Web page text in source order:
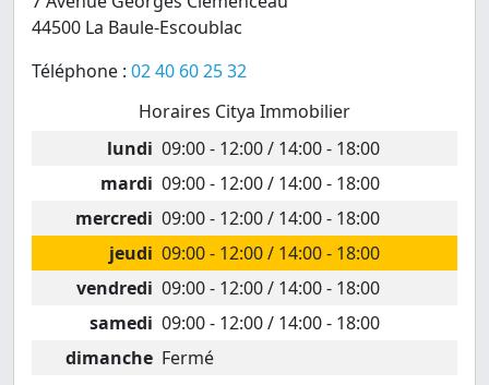
44500 La Baule-Escoublac
Téléphone : 02 40 60 25 32
Horaires Citya Immobilier
lundi 09:00 - 12:00 / 14:00 - 18:00
mardi 09:00 - 12:00 / 14:00 - 18:00
mercredi 09:00 - 12:00 / 14:00 - 18:00
jeudi 09:00 - 12:00 / 14:00 - 18:00
vendredi 09:00 - 12:00 / 14:00 - 18:00
samedi 09:00 - 12:00 / 14:00 - 18:00
dimanche Fermé